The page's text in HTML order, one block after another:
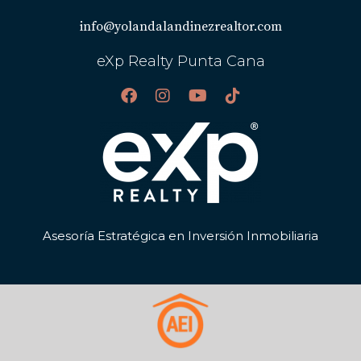
aquí para ayudarte!info@yolandalandinezrealtor.com
eXp Realty Punta Cana
Asesoría Estratégica en Inversión Inmobiliaria